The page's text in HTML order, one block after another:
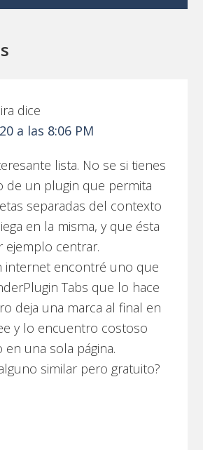
dice
a las 8:06 PM
lista. No se si tienes
de un plugin que permita
separadas del contexto
en la misma, y que ésta
ejemplo centrar.
internet encontré uno que
Tabs que lo hace
deja una marca al final en
y lo encuentro costoso
en una sola página.
similar pero gratuito?